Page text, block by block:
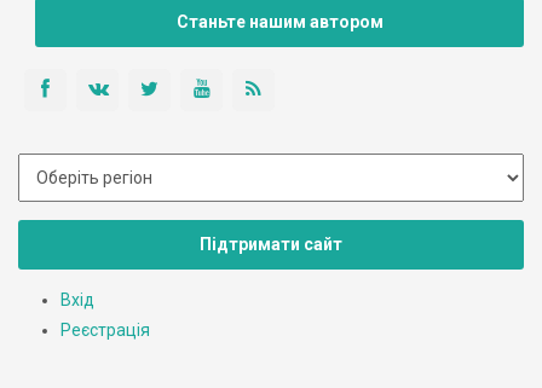
Станьте нашим автором
Підтримати сайт
Вхід
Реєстрація